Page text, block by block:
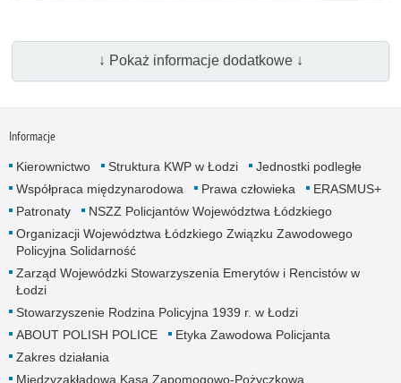
↓ Pokaż informacje dodatkowe ↓
Informacje
Kierownictwo Struktura KWP w Łodzi
Jednostki podległe
Współpraca międzynarodowa
Prawa człowieka
ERASMUS+
Patronaty
NSZZ Policjantów Województwa Łódzkiego
Organizacji Województwa Łódzkiego Związku Zawodowego
Policyjna Solidarność
Zarząd Wojewódzki Stowarzyszenia Emerytów i Rencistów w
Łodzi
Stowarzyszenie Rodzina Policyjna 1939 r. w Łodzi
ABOUT POLISH POLICE
Etyka Zawodowa Policjanta
Zakres działania
Międzyzakładowa Kasa Zapomogowo-Pożyczkowa